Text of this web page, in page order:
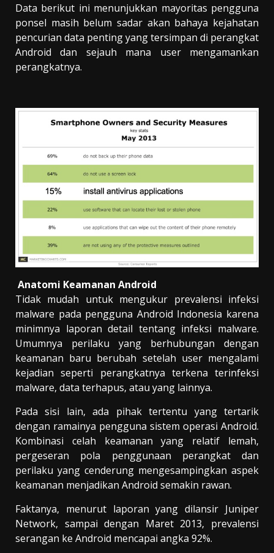
Data berikut ini menunjukkan mayoritas pengguna
ponsel masih belum sadar akan bahaya kejahatan
pencurian data penting yang tersimpan di perangkat
Android dan sejauh mana user mengamankan
perangkatnya.
Anatomi Keamanan Android
Tidak mudah untuk mengukur prevalensi infeksi
malware pada pengguna Android Indonesia karena
minimnya laporan detail tentang infeksi malware.
Umumnya perilaku yang berhubungan dengan
keamanan baru berubah setelah user mengalami
kejadian seperti perangkatnya terkena terinfeksi
malware, data terhapus, atau yang lainnya.
Pada sisi lain, ada pihak tertentu yang tertarik
dengan ramainya pengguna sistem operasi Android.
Kombinasi celah keamanan yang relatif lemah,
pergeseran pola penggunaan perangkat dan
perilaku yang cenderung mengesampingkan aspek
keamanan menjadikan Android semakin rawan.
Faktanya, menurut laporan yang dilansir Juniper
Network, sampai dengan Maret 2013, prevalensi
serangan ke Android mencapai angka 92%.